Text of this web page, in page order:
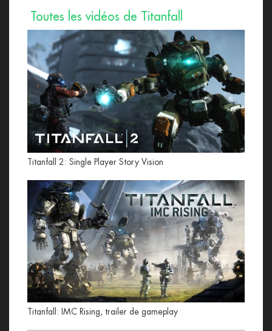
Toutes les vidéos de Titanfall
Titanfall 2: Single Player Story Vision
Titanfall: IMC Rising, trailer de gameplay